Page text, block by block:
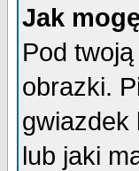
Jak
Pod
obrazki.
gwiazdek
lub jaki